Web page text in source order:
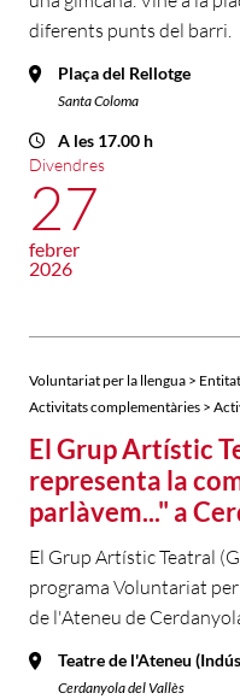
diferents punts del barri.
Plaça del Rellotge
Santa Coloma
A les 17.00 h
Divendres
27
febrer
2026
Voluntariat per la llengua >
Activitats complementàries >
El Grup Artístic
representa la
parlàvem..." a
El Grup Artístic Teatral
programa Voluntariat
de l'Ateneu de
Teatre de l'Ateneu
Cerdanyola del Vallès